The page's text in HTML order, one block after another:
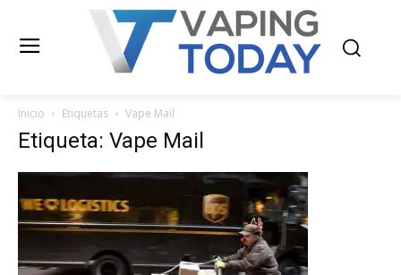
Inicio Etiquetas Vape Mail
Etiqueta: Vape Mail